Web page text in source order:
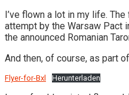
I’ve flown a lot in my life.
attempt by the Warsaw Pact
the announced Romanian
And then, of course, as part
Flyer-for-Bxl Herunterladen